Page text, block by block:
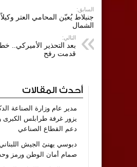
السابق:
جنبلاط يُعيّن المحامي العتر
الشمال
التالي:
بعد التحذير الأميركي..
قدمت رفح
أحدث المقالات
مدير عام وزارة الصناعة
يزور غرفة طرابلس
دعم القطاع الصناعي
دبوسي يهنئ الجيش
صمام أمان الوطن ورمز